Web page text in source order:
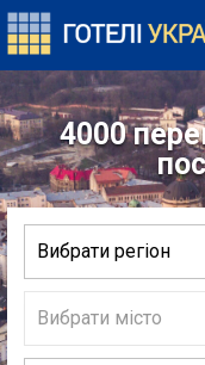
4000
Вибрати регіон
Вибрати місто